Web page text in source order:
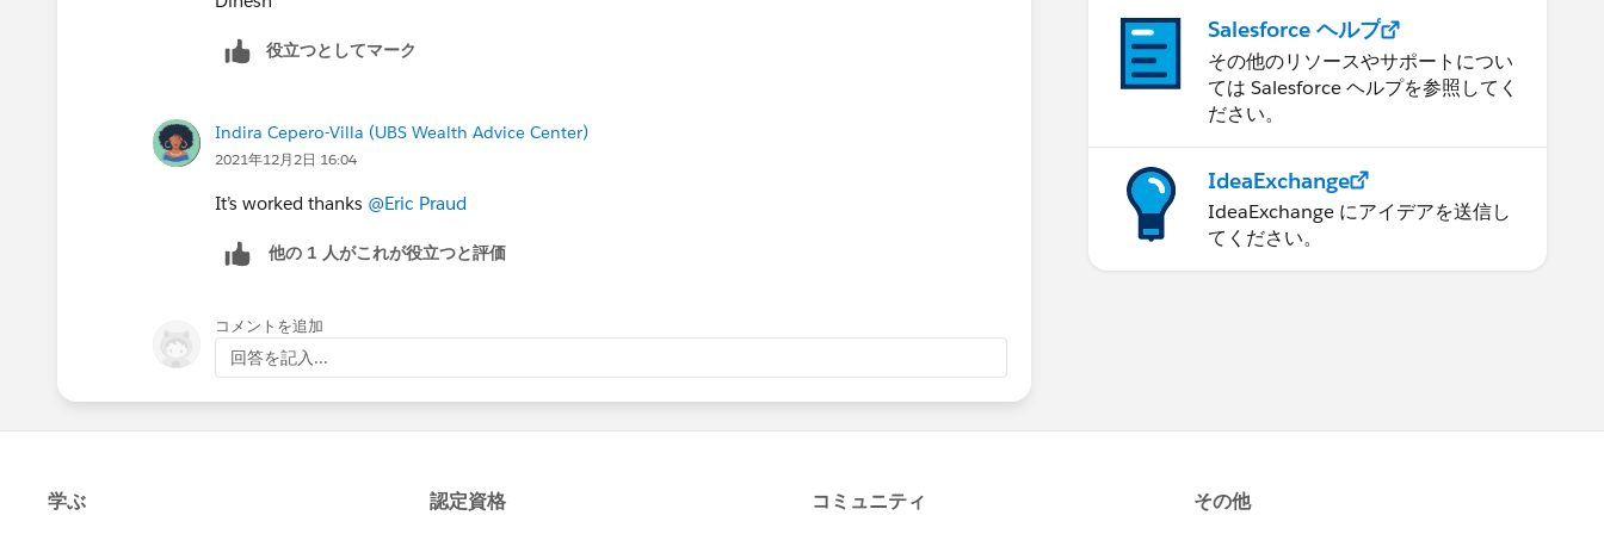
役立つとしてマーク
Indira Cepero-Villa (UBS Wealth Advice Center)
2021年12月2日 16:04
It’s worked thanks @Eric Praud
他の 1 人がこれが役立つと評価
コメントを追加
回答を記入...
Salesforce ヘルプ
その他のリソースやサポートについ
ては Salesforce ヘルプを参照してく
ださい。
IdeaExchange
IdeaExchange にアイデアを送信し
てください。